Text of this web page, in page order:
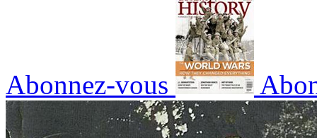
Abonnez-vous